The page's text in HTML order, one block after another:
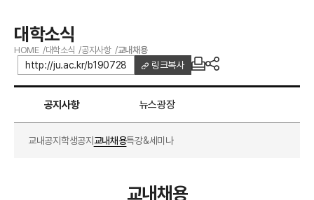
대학소식
HOME 대학소식 공지사항 교내채용
http://ju.ac.kr/b190728 링크복사
공지사항 뉴스광장
교내공지 학생공지 교내채용특강&세미나
교내채용